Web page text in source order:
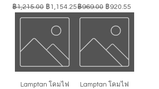
ราคาปกติ
฿1,215.00 ราคาขายลด
฿1,154.25ราคาปกติ
฿969.00 ราคาขายลด
฿920.55
Lamptan โคมไฟ
Lamptan โคมไฟ